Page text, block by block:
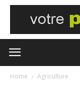
Home Agriculture